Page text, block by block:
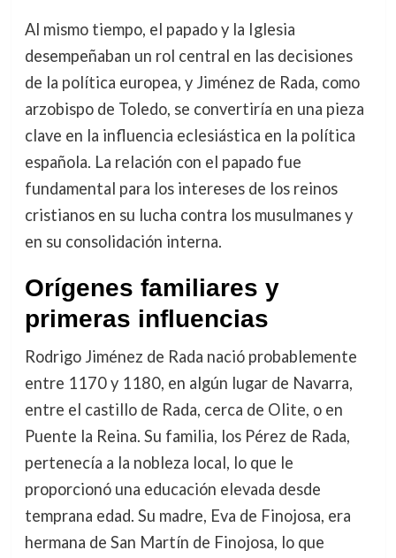
Al mismo tiempo, el papado y la Iglesia
desempeñaban un rol central en las decisiones
de la política europea, y Jiménez de Rada, como
arzobispo de Toledo, se convertiría en una pieza
clave en la influencia eclesiástica en la política
española. La relación con el papado fue
fundamental para los intereses de los reinos
cristianos en su lucha contra los musulmanes y
en su consolidación interna.
Orígenes familiares y
primeras influencias
Rodrigo Jiménez de Rada nació probablemente
entre 1170 y 1180, en algún lugar de Navarra,
entre el castillo de Rada, cerca de Olite, o en
Puente la Reina. Su familia, los Pérez de Rada,
pertenecía a la nobleza local, lo que le
proporcionó una educación elevada desde
temprana edad. Su madre, Eva de Finojosa, era
hermana de San Martín de Finojosa, lo que